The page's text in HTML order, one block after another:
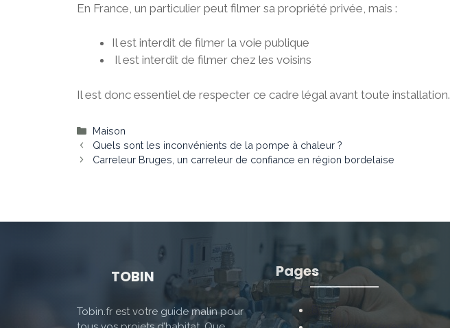
En France, un particulier peut filmer sa propriété privée, mais :
Il est interdit de filmer la voie publique
Il est interdit de filmer chez les voisins
Il est donc essentiel de respecter ce cadre légal avant toute installation.
Catégories
Maison
Quels sont les inconvénients de la pompe à chaleur ?
Carreleur Bruges, un carreleur de confiance en région bordelaise
TOBIN
Tobin.fr est votre guide malin pour
Pages
Blog